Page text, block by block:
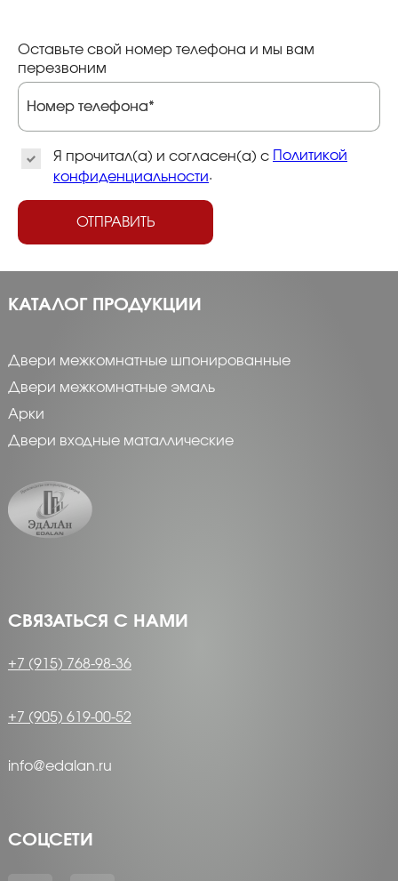
Оставьте свой номер телефона и мы вам
перезвоним
Номер телефона*
Номер телефона*
Я прочитал(а) и согласен(а) с
Политикой
конфиденциальности.
ОТПРАВИТЬ
КАТАЛОГ ПРОДУКЦИИ
Двери межкомнатные шпонированные
Двери межкомнатные эмаль
Арки
Двери входные маталлические
СВЯЗАТЬСЯ С НАМИ
+7 (915) 768-98-36
+7 (905) 619-00-52
info@edalan.ru
СОЦСЕТИ